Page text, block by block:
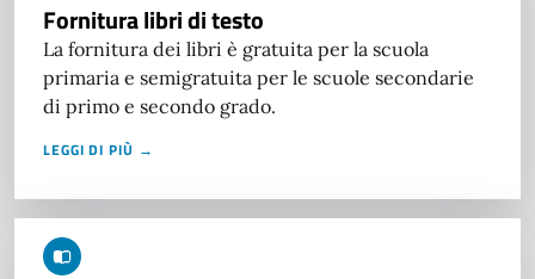
Fornitura libri di testo
La fornitura dei libri è gratuita per la scuola
primaria e semigratuita per le scuole secondarie
di primo e secondo grado.
LEGGI DI PIÙ →